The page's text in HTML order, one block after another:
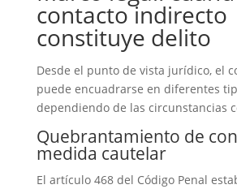
contacto indirecto
constituye delito
Desde el punto de vista jurídico, el
puede encuadrarse en diferentes
dependiendo de las circunstancias
Quebrantamiento de
medida cautelar
El artículo 468 del Código Penal